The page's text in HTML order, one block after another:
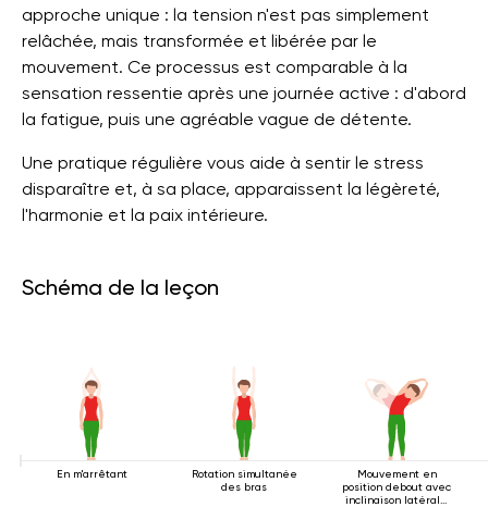
approche unique : la tension n'est pas simplement
relâchée, mais transformée et libérée par le
mouvement. Ce processus est comparable à la
sensation ressentie après une journée active : d'abord
la fatigue, puis une agréable vague de détente.
Une pratique régulière vous aide à sentir le stress
disparaître et, à sa place, apparaissent la légèreté,
l'harmonie et la paix intérieure.
Schéma de la leçon
En m'arrêtant
Rotation simultanée
des bras
Mouvement en
position debout avec
inclinaison latérale